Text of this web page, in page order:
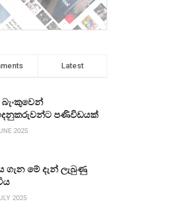
Latest
බැංකුවෙන්
පණිවිඩයක්
2025
ගැන මේ දැන් ලැබුණු
2025